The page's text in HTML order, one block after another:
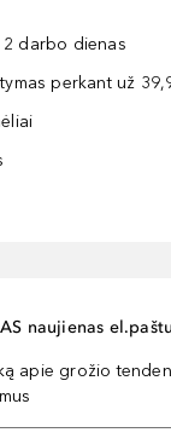
2 darbo dienas
perkant už
naujienas
apie grožio